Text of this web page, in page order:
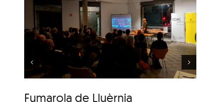
Fumarola de Lluèrnia
Visita guiada:
Passejada per l’Olot
del Renaixement i el
Barroc